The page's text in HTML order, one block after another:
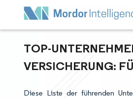
TOP-
VERSICHERUNG:
Diese Liste der führenden